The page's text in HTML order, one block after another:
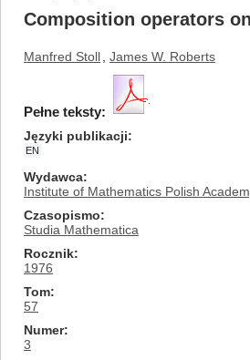
Composition operators
Manfred Stoll James W. Roberts
Pełne teksty:
Języki publikacji
EN
Wydawca
Institute of Mathematics Polish
Czasopismo
Studia Mathematica
Rocznik
1976
Tom
57
Numer
3